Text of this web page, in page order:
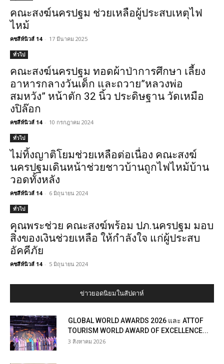
คณะสงฆ์นครปฐม ช่วยเหลือผู้ประสบเหตุไฟ
ไหม้
คชสีห์นิวส์ 14 - 17 มีนาคม 2025
ทั่วไป
คณะสงฆ์นครปฐม ทอดผ้าป่าการศึกษา เลี้ยง
อาหารกลางวันเด็ก และถวาย”หลวงพ่อ
สมหวัง” หน้าตัก 32 นิ้ว ประดิษฐาน วัดเหมือ
งปิล๊อก
คชสีห์นิวส์ 14 - 10 กรกฎาคม 2024
ทั่วไป
ไม่ทิ้งญาติโยมช่วยเหลือต่อเนื่อง คณะสงฆ์
นครปฐมเดินหน้าช่วยชาวบ้านถูกไฟไหม้บ้าน
วอดทั้งหลัง
คชสีห์นิวส์ 14 - 6 มิถุนายน 2024
ทั่วไป
คุณพระช่วย คณะสงฆ์พร้อม ปภ.นครปฐม มอบ
สิ่งของเงินช่วยเหลือ ให้กำลังใจ แก่ผู้ประสบ
อัคคีภัย
คชสีห์นิวส์ 14 - 5 มิถุนายน 2024
ข่าวยอดนิยมในสัปดาห์
GLOBAL WORLD AWARDS 2026 และ ATTOF
TOURISM WORLD AWARD OF EXCELLENCE...
3 สิงหาคม 2026